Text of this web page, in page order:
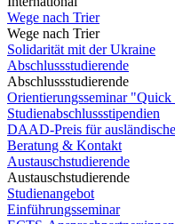
Wege nach Trier
Wege nach Trier
Solidarität mit der Ukraine
Abschlussstudierende
Abschlussstudierende
Orientierungsseminar "Quick
Studienabschlussstipendien
DAAD-Preis für
Beratung & Kontakt
Austauschstudierende
Austauschstudierende
Studienangebot
Einführungsseminar